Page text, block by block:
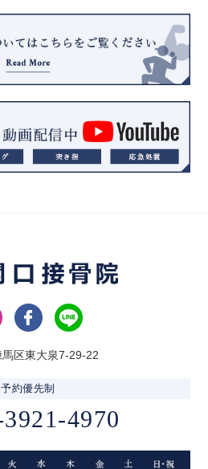
区東大泉7-29-22
4970
予約優先制